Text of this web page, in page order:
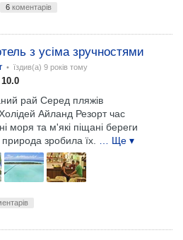
6 коментарів
з усіма зручностями
• їздив(а) 9 років тому
10.0
рай Серед пляжів
Айланд Резорт час
моря та м'які піщані береги
зробила їх.
… Ще ▾